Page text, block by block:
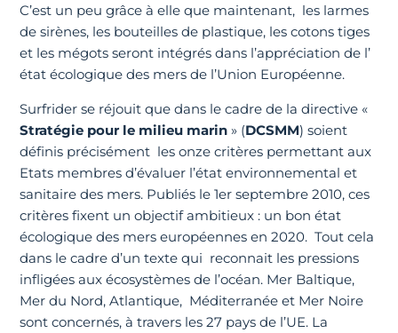
C’est un peu grâce à elle que maintenant, les larmes
de sirènes, les bouteilles de plastique, les cotons tiges
et les mégots seront intégrés dans l’appréciation de l’
état écologique des mers de l’Union Européenne.
Surfrider se réjouit que dans le cadre de la directive «
Stratégie pour le milieu marin » (DCSMM) soient
définis précisément les onze critères permettant aux
Etats membres d’évaluer l’état environnemental et
sanitaire des mers. Publiés le 1er septembre 2010, ces
critères fixent un objectif ambitieux : un bon état
écologique des mers européennes en 2020. Tout cela
dans le cadre d’un texte qui reconnait les pressions
infligées aux écosystèmes de l’océan. Mer Baltique,
Mer du Nord, Atlantique, Méditerranée et Mer Noire
sont concernés, à travers les 27 pays de l’UE. La